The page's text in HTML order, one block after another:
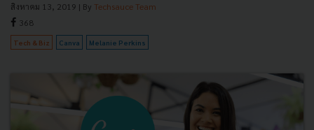
สิงหาคม 13, 2019 | By Techsauce Team
368
Tech & Biz Canva Melanie Perkins